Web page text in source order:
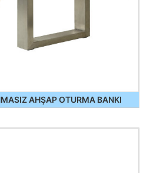
AHŞAP OTURMA BANKI